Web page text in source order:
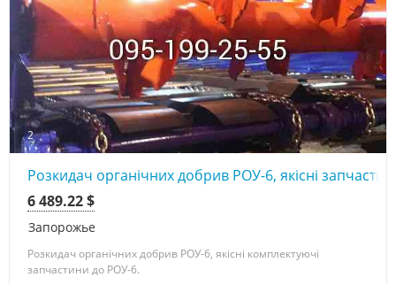
2
Розкидач органічних добрив РОУ-6, якісні
Запорожье
6 489.22 $
Розкидач органічних добрив РОУ-6, якісні комплектуючі
запчастини до РОУ-6.